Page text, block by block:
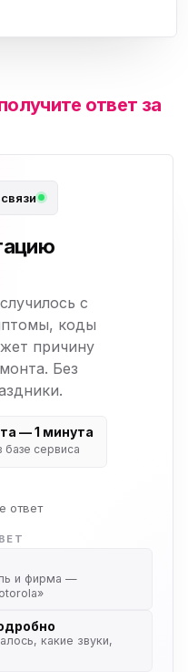
ответ за
с
коды
причину
Без
— 1 минута
базе сервиса
ответ
и фирма —
какие звуки,